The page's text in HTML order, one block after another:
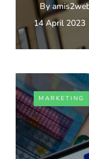
By
14 April 2023
MARKETING